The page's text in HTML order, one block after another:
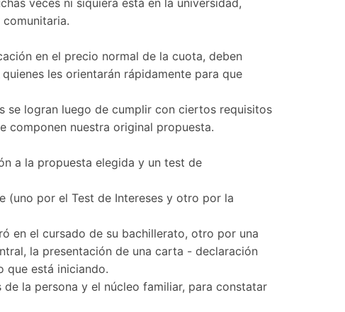
en el precio normal de la cuota, deben
les orientarán rápidamente para que
se logran luego de cumplir con ciertos requisitos
componen nuestra original propuesta.
a la propuesta elegida y un test de
(uno por el Test de Intereses y otro por la
en el cursado de su bachillerato, otro por una
la presentación de una carta - declaración
que está iniciando.
la persona y el núcleo familiar, para constatar